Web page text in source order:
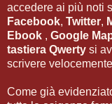
accedere ai più noti
Facebook, Twitter,
Ebook , Google
tastiera Qwerty si
scrivere
Come già